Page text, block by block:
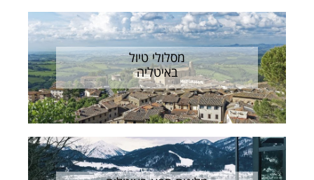
מסלולי טיול
באיטליה